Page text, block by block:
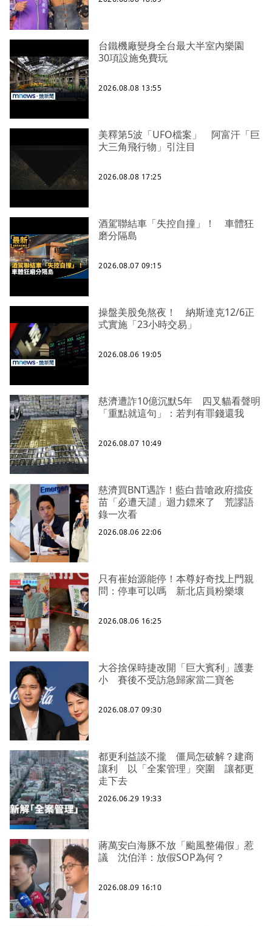
台鐵機廠變身全台最大半室內樂園
30項設施免費玩
2026.08.08 13:55
美釋第5波「UFO檔案」 阿富汗「巨
大三角飛行物」引注目
2026.08.08 17:25
酒駕聯結車「失控自撞」！ 車體狂
磨分隔島
2026.08.07 09:15
操盤美股免熬夜！ 納斯達克12/6正
式實施「23小時交易」
2026.08.06 19:05
慈濟遭詐10億沉默5年 四叉貓看聲明
「重點就這句」：若判有罪錢還我
2026.08.07 10:49
慈濟買BNT遇詐！藍白昔嗆政府擋疫
苗「必遭天譴」迴力鏢來了 荒謬語
錄一次看
2026.08.06 22:06
只有崔始源能停！本尊好奇找上門親
問：停車可以嗎 新北店員粉樂壞
2026.08.06 16:25
大谷捨保時捷改開「巨大賓利」護妻
小 賽後不受訪急歸家當二寶爸
2026.08.07 09:30
都更利益談不攏 僵局怎破解？建商
讓利 以「全案管理」突圍 讓都更
走下去
2026.06.29 19:33
蔣萬安白海豚不放「颱風整備假」惹
議 沈伯洋：放假SOP為何？
2026.08.09 16:10